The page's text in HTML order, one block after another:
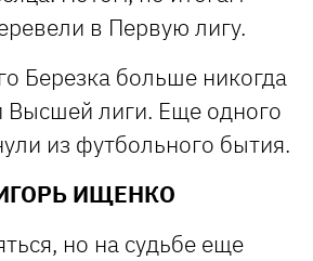
в Первую лигу.
Березка больше никогда
Высшей лиги. Еще одного
из футбольного бытия.
ИЩЕНКО
но на судьбе еще